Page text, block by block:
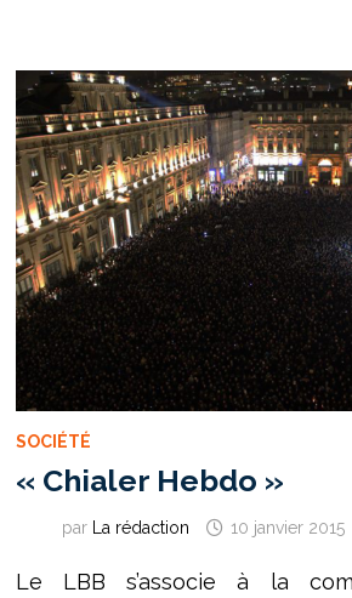
SHOAH
SUR
PLACE
DES
TERREAUX
À
LYON
SOCIÉTÉ
« Chialer Hebdo »
par La rédaction 10 janvier 2015
Le LBB s’associe à la